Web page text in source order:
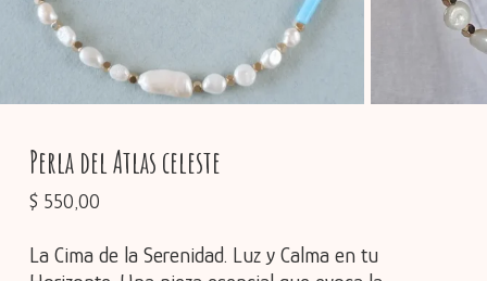
Perla del Atlas celeste
$ 550,00
La Cima de la Serenidad. Luz y Calma en tu